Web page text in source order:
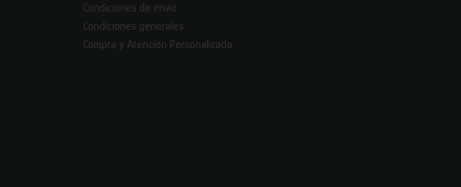
Condiciones de envío
Condiciones generales
Compra y Atención Personalizada